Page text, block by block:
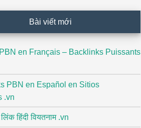
Bài viết mới
en Français – Backlinks Puissants
PBN en Español en Sitios
.vn
हिंदी वियतनाम .vn